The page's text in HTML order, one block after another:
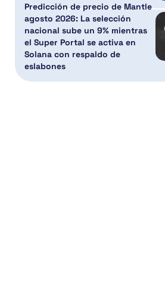
Predicción de precio de Mantle
agosto 2026: La selección
nacional sube un 9% mientras
el Super Portal se activa en
Solana con respaldo de
eslabones